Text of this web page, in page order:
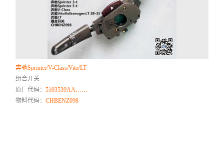
奔驰Sprinter/V-Class/Vito/LT
组合开关
原厂代码：5103539AA……
物料代码：CHBENZ098